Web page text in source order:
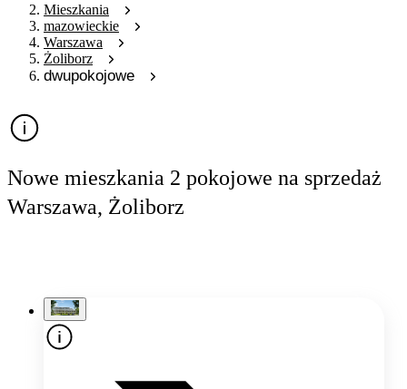
Mieszkania
mazowieckie
Warszawa
Żoliborz
dwupokojowe
Nowe mieszkania 2 pokojowe na sprzedaż
Warszawa, Żoliborz